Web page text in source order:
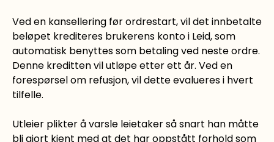
Ved en kansellering før ordrestart, vil det innbetalte
beløpet krediteres brukerens konto i Leid, som
automatisk benyttes som betaling ved neste ordre.
Denne kreditten vil utløpe etter ett år. Ved en
forespørsel om refusjon, vil dette evalueres i hvert
tilfelle.
Utleier plikter å varsle leietaker så snart han måtte
bli gjort kjent med at det har oppstått forhold som